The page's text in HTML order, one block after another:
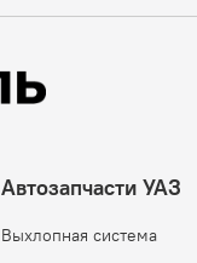
Автозапчасти УАЗ
Выхлопная система